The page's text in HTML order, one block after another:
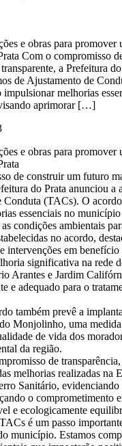
e obras para promover
Com o compromisso
a Prefeitura
de Ajustamento de
melhorias
aprimorar […]
e obras para promover
de construir um futuro
do Prata anunciou a
Conduta (TACs). O
essenciais no município
condições ambientais
no acordo,
intervenções em
significativa na rede
Arantes e Jardim
e adequado para o
também prevê a
Monjolinho, uma
de vida dos
da região.
de
melhorias realizadas na
Sanitário, evidenciando
o comprometimento
e ecologicamente
é um passo
município. Estamos